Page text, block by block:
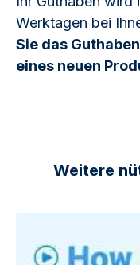
Werktagen bei
Sie das
eines neuen
Weitere